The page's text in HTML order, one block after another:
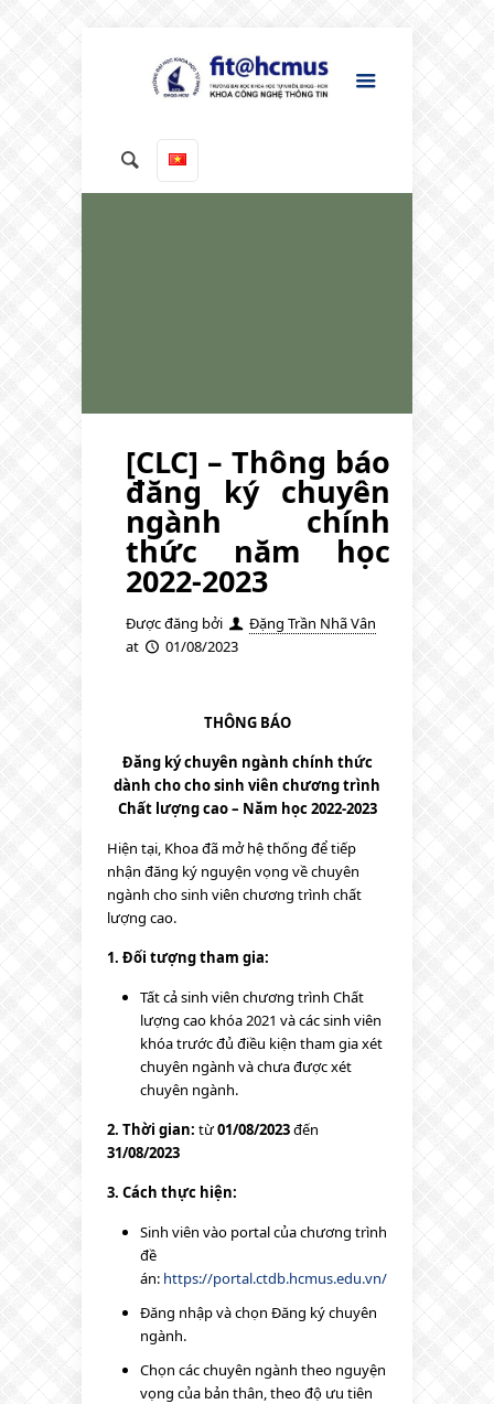
[CLC] – Thông báo
đăng ký chuyên
ngành chính
thức năm học
2022-2023
Được đăng bởi
Đặng Trần Nhã Vân
at
01/08/2023
THÔNG BÁO
Đăng ký chuyên ngành chính thức
dành cho cho sinh viên chương trình
Chất lượng cao – Năm học 2022-2023
Hiện tại, Khoa đã mở hệ thống để tiếp
nhận đăng ký nguyện vọng về chuyên
ngành cho sinh viên chương trình chất
lượng cao.
1. Đối tượng tham gia:
Tất cả sinh viên chương trình Chất
lượng cao khóa 2021 và các sinh viên
khóa trước đủ điều kiện tham gia xét
chuyên ngành và chưa được xét
chuyên ngành.
2. Thời gian: từ01/08/2023đến
31/08/2023
3. Cách thực hiện:
Sinh viên vào portal của chương trình
đề
án: https://portal.ctdb.hcmus.edu.vn/
Đăng nhập và chọn Đăng ký chuyên
ngành.
Chọn các chuyên ngành theo nguyện
vọng của bản thân, theo độ ưu tiên